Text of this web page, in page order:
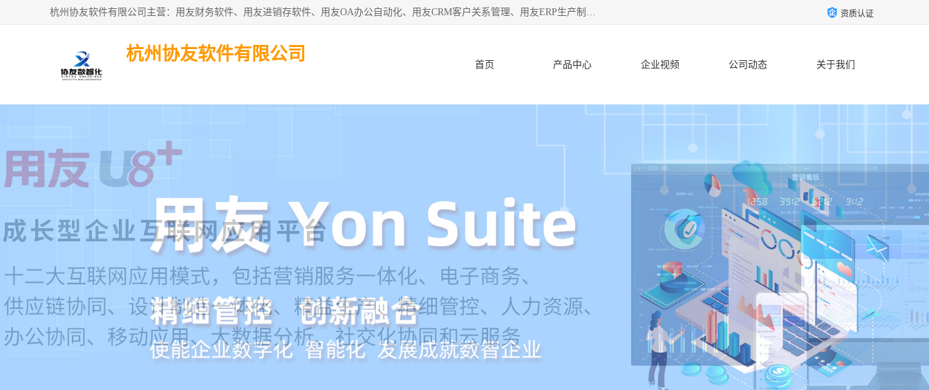
杭州协友软件有限公司主营：用友财务软件、用友进销存软件、用友OA办公自动化、用友CRM客户关系管理、用友ERP生产制造管理等;是一家用友管理软件咨询服务商。自创立至今，一直致力于为客户提供顾问式ERP管理解决方案务，为企业提供了财务管理、供应链和物流管理、生产制造管理、管理、知识与协同管理、客户关系管理等信息化建设领域的应用。 资质认证
杭州协友软件有限公司
首页 产品中心 企业视频 公司动态 关于我们